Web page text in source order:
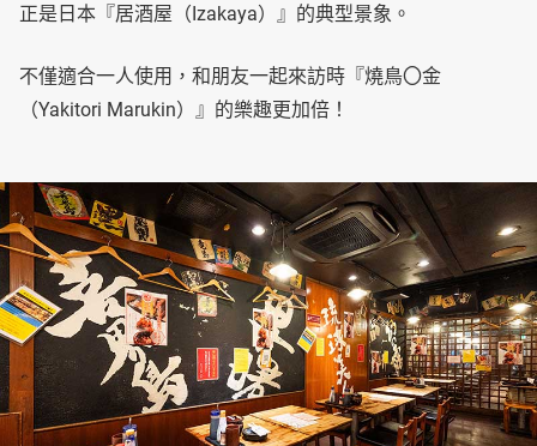
正是日本『居酒屋（Izakaya）』的典型景象。
不僅適合一人使用，和朋友一起來訪時『燒鳥〇金
（Yakitori Marukin）』的樂趣更加倍！